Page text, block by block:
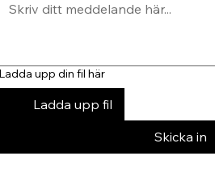
upp din fil här
Ladda upp fil
Skicka in